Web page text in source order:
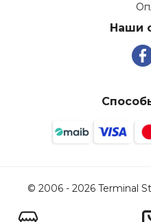
Наши
© 2006 - 2026 Terminal